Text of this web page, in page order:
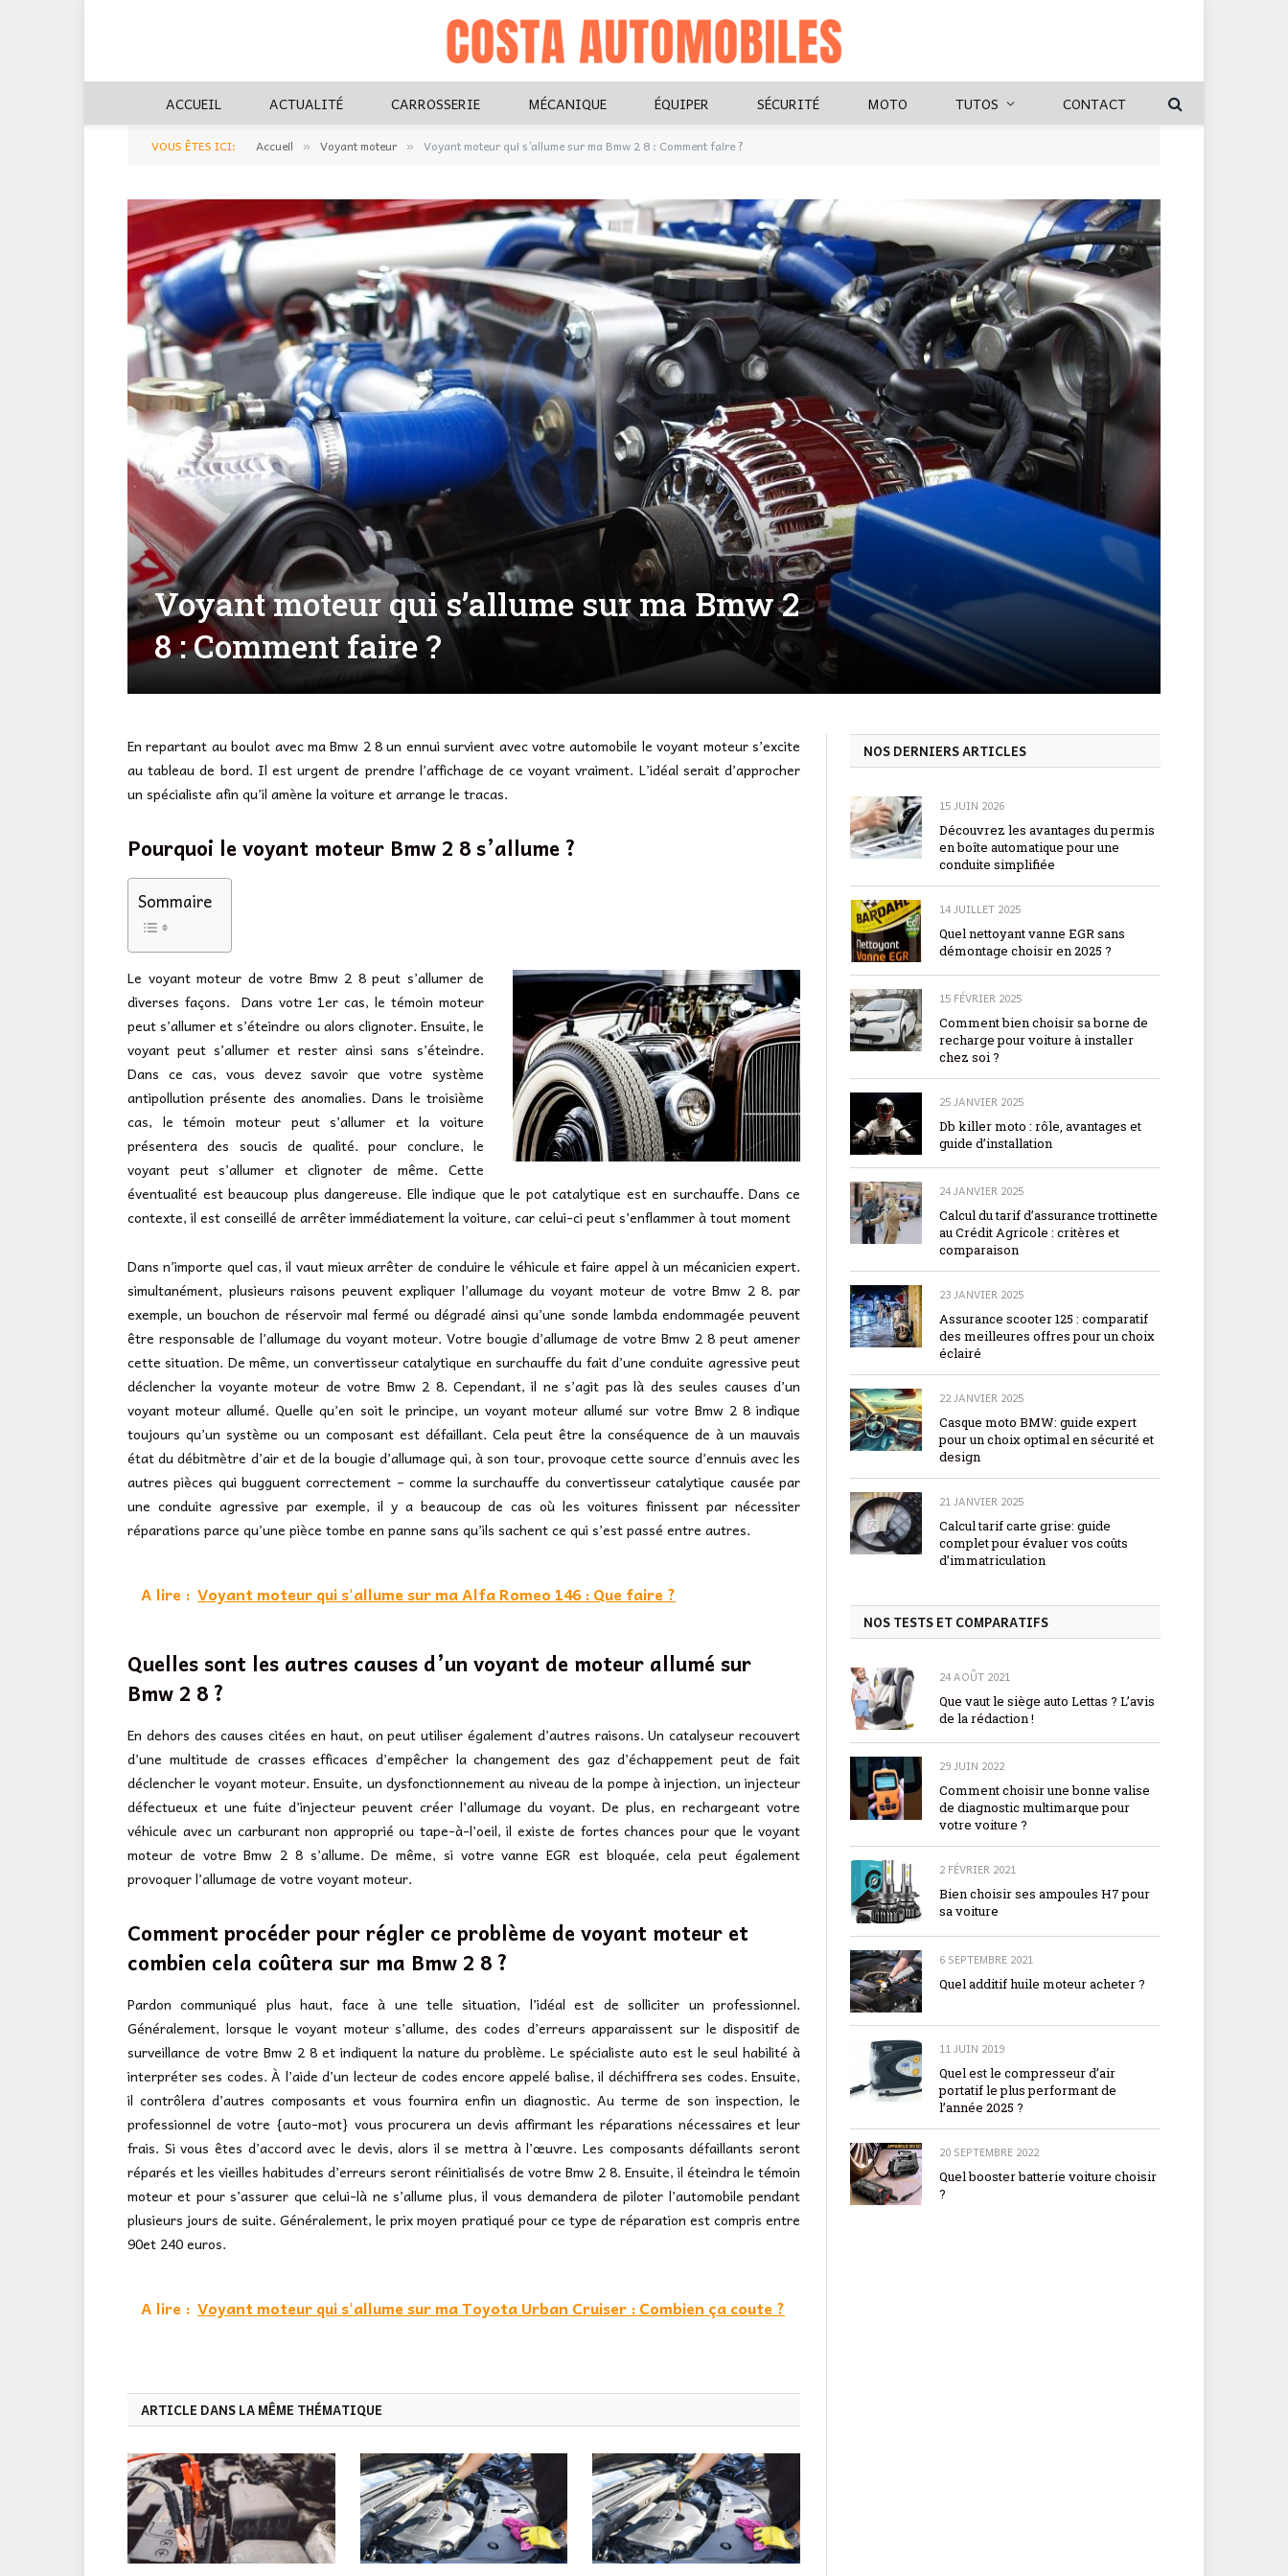
ACCUEIL ACTUALITÉ CARROSSERIE MÉCANIQUE ÉQUIPER SÉCURITÉ MOTO TUTOS CONTACT
VOUS ÊTES ICI: Accueil » Voyant moteur » Voyant moteur qui s’allume sur ma Bmw 2 8 : Comment faire ?
Voyant moteur qui s’allume sur ma Bmw 2
8 : Comment faire ?
En repartant au boulot avec ma Bmw 2 8 un ennui survient avec votre automobile le voyant moteur s’excite
au tableau de bord. Il est urgent de prendre l’affichage de ce voyant vraiment. L’idéal serait d’approcher
un spécialiste afin qu’il amène la voiture et arrange le tracas.
Pourquoi le voyant moteur Bmw 2 8 s’allume ?
Sommaire
Le voyant moteur de votre Bmw 2 8 peut s’allumer de
diverses façons. Dans votre 1er cas, le témoin moteur
peut s’allumer et s’éteindre ou alors clignoter. Ensuite, le
voyant peut s’allumer et rester ainsi sans s’éteindre.
Dans ce cas, vous devez savoir que votre système
antipollution présente des anomalies. Dans le troisième
cas, le témoin moteur peut s’allumer et la voiture
présentera des soucis de qualité. pour conclure, le
voyant peut s’allumer et clignoter de même. Cette
éventualité est beaucoup plus dangereuse. Elle indique que le pot catalytique est en surchauffe. Dans ce
contexte, il est conseillé de arrêter immédiatement la voiture, car celui-ci peut s’enflammer à tout moment
Dans n’importe quel cas, il vaut mieux arrêter de conduire le véhicule et faire appel à un mécanicien expert.
simultanément, plusieurs raisons peuvent expliquer l’allumage du voyant moteur de votre Bmw 2 8. par
exemple, un bouchon de réservoir mal fermé ou dégradé ainsi qu’une sonde lambda endommagée peuvent
être responsable de l’allumage du voyant moteur. Votre bougie d’allumage de votre Bmw 2 8 peut amener
cette situation. De même, un convertisseur catalytique en surchauffe du fait d’une conduite agressive peut
déclencher la voyante moteur de votre Bmw 2 8. Cependant, il ne s’agit pas là des seules causes d’un
voyant moteur allumé. Quelle qu’en soit le principe, un voyant moteur allumé sur votre Bmw 2 8 indique
toujours qu’un système ou un composant est défaillant. Cela peut être la conséquence de à un mauvais
état du débitmètre d’air et de la bougie d’allumage qui, à son tour, provoque cette source d’ennuis avec les
autres pièces qui bugguent correctement – comme la surchauffe du convertisseur catalytique causée par
une conduite agressive par exemple, il y a beaucoup de cas où les voitures finissent par nécessiter
réparations parce qu’une pièce tombe en panne sans qu’ils sachent ce qui s’est passé entre autres.
A lire : Voyant moteur qui s'allume sur ma Alfa Romeo 146 : Que faire ?
Quelles sont les autres causes d’un voyant de moteur allumé sur
Bmw 2 8 ?
En dehors des causes citées en haut, on peut utiliser également d’autres raisons. Un catalyseur recouvert
d’une multitude de crasses efficaces d’empêcher la changement des gaz d’échappement peut de fait
déclencher le voyant moteur. Ensuite, un dysfonctionnement au niveau de la pompe à injection, un injecteur
défectueux et une fuite d’injecteur peuvent créer l’allumage du voyant. De plus, en rechargeant votre
véhicule avec un carburant non approprié ou tape-à-l’oeil, il existe de fortes chances pour que le voyant
moteur de votre Bmw 2 8 s’allume. De même, si votre vanne EGR est bloquée, cela peut également
provoquer l’allumage de votre voyant moteur.
Comment procéder pour régler ce problème de voyant moteur et
combien cela coûtera sur ma Bmw 2 8 ?
Pardon communiqué plus haut, face à une telle situation, l’idéal est de solliciter un professionnel.
Généralement, lorsque le voyant moteur s’allume, des codes d’erreurs apparaissent sur le dispositif de
surveillance de votre Bmw 2 8 et indiquent la nature du problème. Le spécialiste auto est le seul habilité à
interpréter ses codes. À l’aide d’un lecteur de codes encore appelé balise, il déchiffrera ses codes. Ensuite,
il contrôlera d’autres composants et vous fournira enfin un diagnostic. Au terme de son inspection, le
professionnel de votre {auto-mot} vous procurera un devis affirmant les réparations nécessaires et leur
frais. Si vous êtes d’accord avec le devis, alors il se mettra à l’œuvre. Les composants défaillants seront
réparés et les vieilles habitudes d’erreurs seront réinitialisés de votre Bmw 2 8. Ensuite, il éteindra le témoin
moteur et pour s’assurer que celui-là ne s’allume plus, il vous demandera de piloter l’automobile pendant
plusieurs jours de suite. Généralement, le prix moyen pratiqué pour ce type de réparation est compris entre
90et 240 euros.
A lire : Voyant moteur qui s'allume sur ma Toyota Urban Cruiser : Combien ça coute ?
ARTICLE DANS LA MÊME THÉMATIQUE
NOS DERNIERS ARTICLES
15 JUIN 2026
Découvrez les avantages du permis
en boîte automatique pour une
conduite simplifiée
14 JUILLET 2025
Quel nettoyant vanne EGR sans
démontage choisir en 2025 ?
15 FÉVRIER 2025
Comment bien choisir sa borne de
recharge pour voiture à installer
chez soi ?
25 JANVIER 2025
Db killer moto : rôle, avantages et
guide d’installation
24 JANVIER 2025
Calcul du tarif d’assurance trottinette
au Crédit Agricole : critères et
comparaison
23 JANVIER 2025
Assurance scooter 125 : comparatif
des meilleures offres pour un choix
éclairé
22 JANVIER 2025
Casque moto BMW: guide expert
pour un choix optimal en sécurité et
design
21 JANVIER 2025
Calcul tarif carte grise: guide
complet pour évaluer vos coûts
d’immatriculation
NOS TESTS ET COMPARATIFS
24 AOÛT 2021
Que vaut le siège auto Lettas ? L’avis
de la rédaction !
29 JUIN 2022
Comment choisir une bonne valise
de diagnostic multimarque pour
votre voiture ?
2 FÉVRIER 2021
Bien choisir ses ampoules H7 pour
sa voiture
6 SEPTEMBRE 2021
Quel additif huile moteur acheter ?
11 JUIN 2019
Quel est le compresseur d’air
portatif le plus performant de
l’année 2025 ?
20 SEPTEMBRE 2022
Quel booster batterie voiture choisir
?